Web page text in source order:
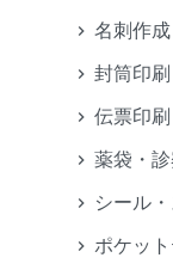
名刺作成
封筒印刷
伝票印刷
薬袋・
シール
ポケッ